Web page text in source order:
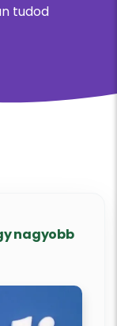
tudod
nagyobb